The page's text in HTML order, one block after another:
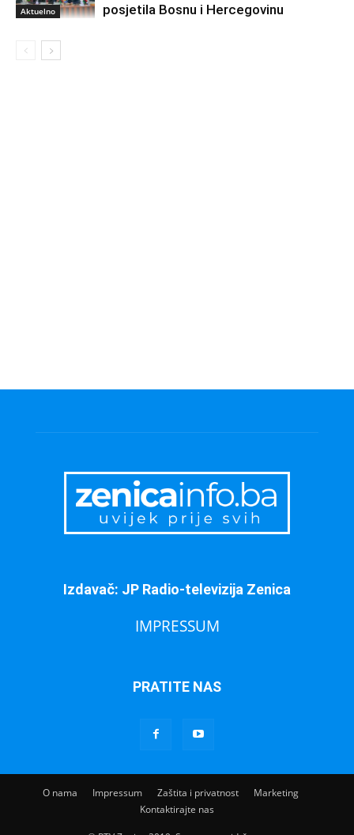
Aktuelno
posjetila Bosnu i Hercegovinu
Izdavač: JP Radio-televizija Zenica
IMPRESSUM
PRATITE NAS
O nama Impressum Zaštita i privatnost
Marketing
Kontaktirajte nas